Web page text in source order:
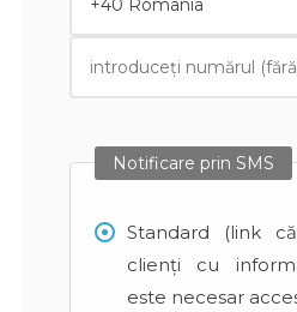
Notificare prin SMS
Standard (link
clienți cu
este necesar